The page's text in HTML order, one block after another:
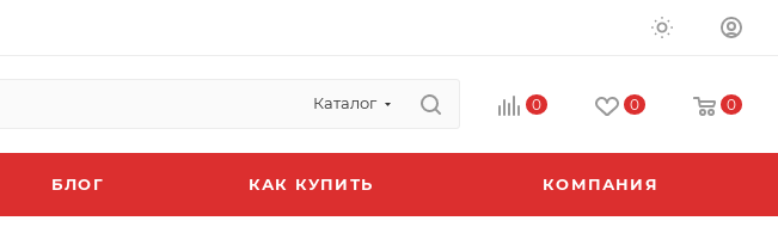
Каталог 0 0 0
БЛОГ КАК КУПИТЬ КОМПАНИЯ